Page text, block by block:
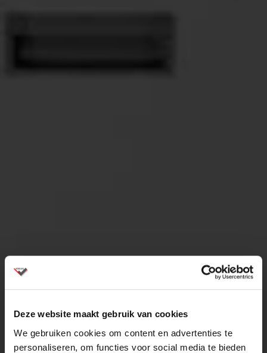
Deze website maakt gebruik van cookies
We gebruiken cookies om content en advertenties te
personaliseren, om functies voor social media te bieden